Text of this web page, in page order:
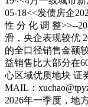
05-18<<发债房企
性 分 化 调 整>>--
滑，央企表现较优
的全口径销售金额
益销售比大部分在
心区域优质地块 证
MAIL：
2026年一季度，地